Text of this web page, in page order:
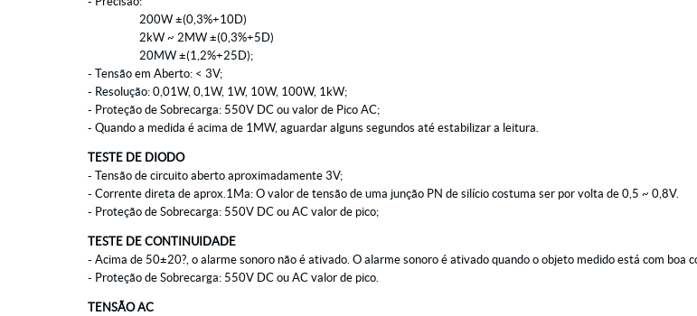
200W ±(0,3%+10D)
2kW ~ 2MW ±(0,3%+5D)
20MW ±(1,2%+25D);
- Tensão em Aberto: < 3V;
- Resolução: 0,01W, 0,1W, 1W, 10W, 100W, 1kW;
- Proteção de Sobrecarga: 550V DC ou valor de Pico AC;
- Quando a medida é acima de 1MW, aguardar alguns segundos até estabilizar a leitura.
TESTE DE DIODO
- Tensão de circuito aberto aproximadamente 3V;
- Corrente direta de aprox.1Ma: O valor de tensão de uma junção PN de silício costuma ser por volta de 0,5 ~ 0,8V.
- Proteção de Sobrecarga: 550V DC ou AC valor de pico;
TESTE DE CONTINUIDADE
- Acima de 50±20?, o alarme sonoro não é ativado. O alarme sonoro é ativado quando o objeto medido está com boa
- Proteção de Sobrecarga: 550V DC ou AC valor de pico.
TENSÃO AC